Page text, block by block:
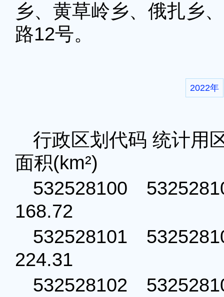
乡、黄草岭乡、俄扎乡
路12号。
2022年
行政区划代码 统计
面积(km²)
532528100
168.72
532528101
224.31
532528102